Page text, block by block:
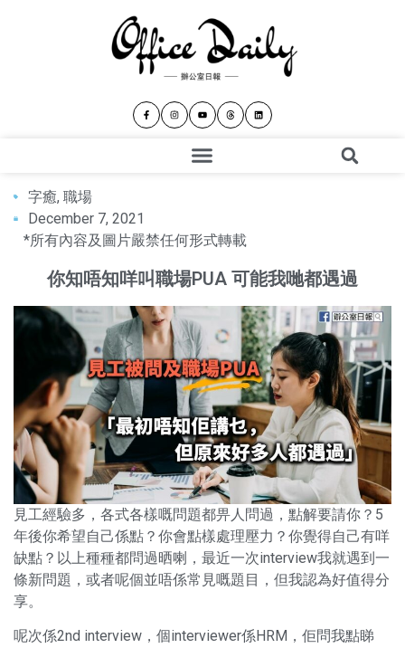
字癒, 職場
December 7, 2021
*所有內容及圖片嚴禁任何形式轉載
你知唔知咩叫職場PUA 可能我哋都遇過
見工經驗多，各式各樣嘅問題都畀人問過，點解要請你？5
年後你希望自己係點？你會點樣處理壓力？你覺得自己有咩
缺點？以上種種都問過晒喇，最近一次interview我就遇到一
條新問題，或者呢個並唔係常見嘅題目，但我認為好值得分
享。
呢次係2nd interview，個interviewer係HRM，佢問我點睇